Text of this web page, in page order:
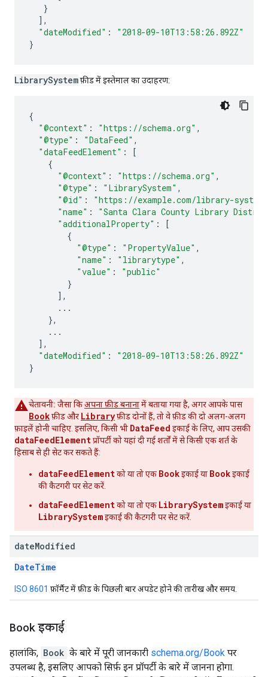
}
],
"dateModified" :
"2018-09-10T13:58:26.892Z"
}
LibrarySystemफ़ीड में इस्तेमाल का उदाहरण:
{
"@context" : "https://schema.org" ,
"@type" : "DataFeed" ,
"dataFeedElement" :
[
{
"@context" : "https://schema.org" ,
"@type" : "LibrarySystem" ,
"@id" :
"https://example.com/library-
"name" :
"Santa Clara County Library
"additionalProperty" :
[
{
"@type" : "PropertyValue" ,
"name" : "librarytype" ,
"value" :
"public"
}
],
...
},
...
],
"dateModified" :
"2018-09-10T13:58:26.892Z"
}
चेतावनी: जैसा किअपना फ़ीड बनानामें बताया गया है, अगर आपके पास
Bookफ़ीड और Libraryफ़ीड दोनों हैं, तो वे फ़ीड की दो अलग-अलग
फ़ाइलें होनी चाहिए. इसलिए, किसी भी DataFeed इकाई के लिए, आप उसकी
dataFeedElementप्रॉपर्टी को यहां दी गई शर्तों में से किसी एक शर्त के
हिसाब से ही सेट कर सकते हैं:
dataFeedElementको या तो एक Bookइकाई या Bookइकाई
की कैटगरी पर सेट करें.
dataFeedElementको या तो एक LibrarySystemइकाई या
LibrarySystemइकाई की कैटगरी पर सेट करें.
dateModified
DateTime
ISO 8601 फ़ॉर्मैट में फ़ीड के पिछली बार अपडेट होने की तारीख और समय.
Bookइकाई
हालांकि, Book के बारे में पूरी जानकारी schema.org/Book पर
उपलब्ध है, इसलिए आपको सिर्फ़ इन प्रॉपर्टी के बारे में जानना होगा.